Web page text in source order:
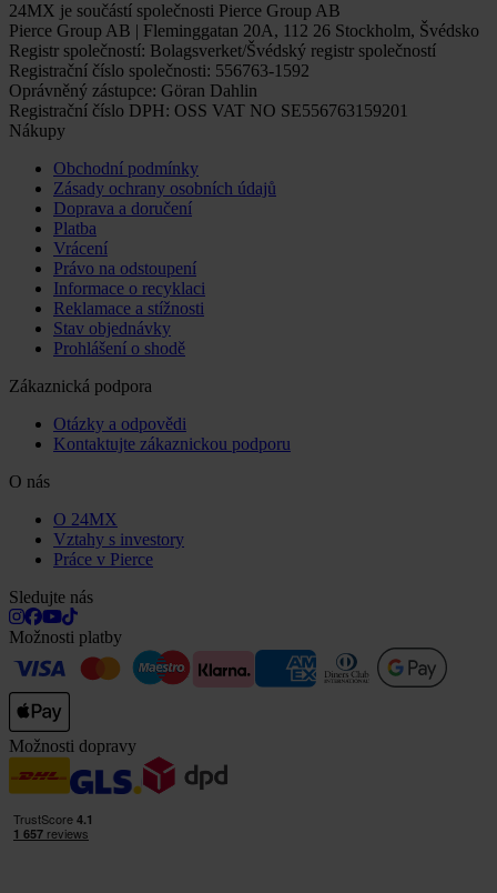
24MX je součástí společnosti Pierce Group AB
Pierce Group AB | Fleminggatan 20A, 112 26 Stockholm, Švédsko
Registr společností: Bolagsverket/Švédský registr společností
Registrační číslo společnosti: 556763-1592
Oprávněný zástupce: Göran Dahlin
Registrační číslo DPH: OSS VAT NO SE556763159201
Nákupy
Obchodní podmínky
Zásady ochrany osobních údajů
Doprava a doručení
Platba
Vrácení
Právo na odstoupení
Informace o recyklaci
Reklamace a stížnosti
Stav objednávky
Prohlášení o shodě
Zákaznická podpora
Otázky a odpovědi
Kontaktujte zákaznickou podporu
O nás
O 24MX
Vztahy s investory
Práce v Pierce
Sledujte nás
Možnosti platby
Možnosti dopravy